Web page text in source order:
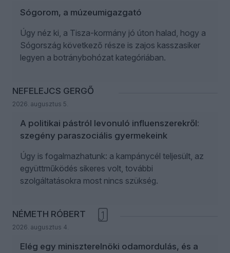
Sógorom, a múzeumigazgató
Úgy néz ki, a Tisza-kormány jó úton halad, hogy a
Sógország következő része is zajos kasszasiker
legyen a botránybohózat kategóriában.
NEFELEJCS GERGŐ
2026. augusztus 5.
A politikai pástról levonuló influenszerekről:
szegény paraszociális gyermekeink
Úgy is fogalmazhatunk: a kampánycél teljesült, az
együttműködés sikeres volt, további
szolgáltatásokra most nincs szükség.
NÉMETH RÓBERT
2026. augusztus 4.
1
Elég egy miniszterelnöki odamordulás, és a